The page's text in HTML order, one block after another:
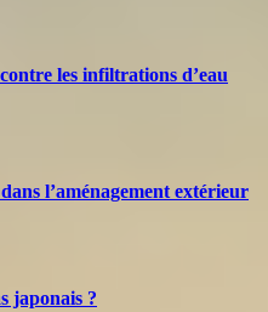
les infiltrations d’eau
l’aménagement extérieur
japonais ?